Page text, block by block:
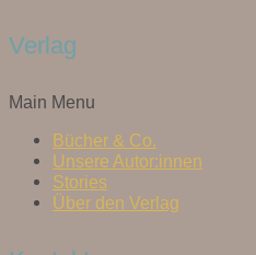
Verlag
Main Menu
Bücher & Co.
Unsere Autor:innen
Stories
Über den Verlag